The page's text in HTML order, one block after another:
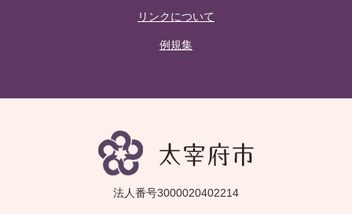
リンクについて
例規集
法人番号3000020402214